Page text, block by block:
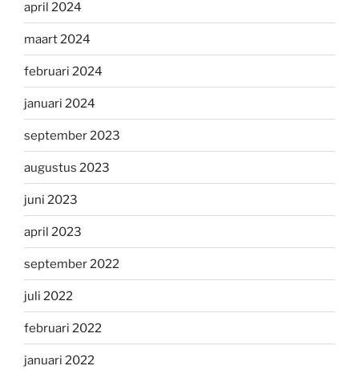
april 2024
maart 2024
februari 2024
januari 2024
september 2023
augustus 2023
juni 2023
april 2023
september 2022
juli 2022
februari 2022
januari 2022